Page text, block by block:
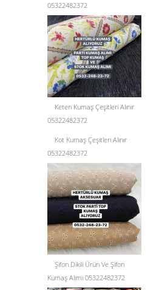
05322482372
Keten Kumaş Çeşitleri Alınır
05322482372
Kot Kumaş Çeşitleri Alınır
05322482372
Şifon Dikili Ürün Ve Şifon
Kumaş Alımı 05322482372